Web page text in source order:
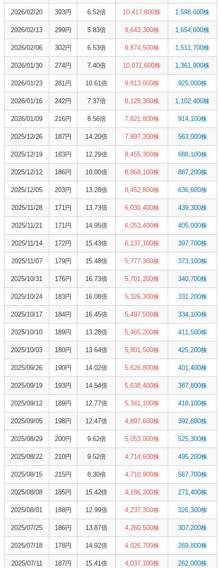
2026/02/20 393円 6.52倍 10,417,800株 1,598,600株
2026/02/13 299円 5.83倍 9,643,300株 1,654,600株
2026/02/06 302円 6.53倍 9,874,500株 1,511,700株
2026/01/30 274円 7.40倍 10,071,600株 1,361,900株
2026/01/23 281円 10.61倍 9,813,000株 925,000株
2026/01/16 242円 7.37倍 8,128,300株 1,102,400株
2026/01/09 216円 8.56倍 7,821,800株 914,100株
2025/12/26 187円 14.20倍 7,997,300株 563,000株
2025/12/19 183円 12.29倍 8,455,300株 688,100株
2025/12/12 186円 10.00倍 8,868,100株 887,200株
2025/12/05 203円 13.28倍 8,452,800株 636,600株
2025/11/28 171円 13.73倍 6,030,400株 439,300株
2025/11/21 171円 14.95倍 6,053,400株 405,000株
2025/11/14 172円 15.43倍 6,137,100株 397,700株
2025/11/07 179円 15.48倍 5,777,300株 373,100株
2025/10/31 176円 16.73倍 5,701,200株 340,700株
2025/10/24 183円 16.08倍 5,326,300株 331,200株
2025/10/17 184円 16.45倍 5,497,500株 334,100株
2025/10/10 189円 13.28倍 5,465,200株 411,500株
2025/10/03 180円 13.64倍 5,801,500株 425,200株
2025/09/26 190円 14.02倍 5,626,800株 401,400株
2025/09/19 193円 14.54倍 5,638,400株 387,800株
2025/09/12 189円 12.77倍 5,341,100株 418,100株
2025/09/05 198円 12.47倍 4,897,600株 392,600株
2025/08/29 200円 9.62倍 5,053,000株 525,300株
2025/08/22 210円 9.52倍 4,714,600株 495,200株
2025/08/15 215円 8.30倍 4,710,900株 567,700株
2025/08/08 185円 15.42倍 4,186,200株 271,400株
2025/08/01 188円 12.99倍 4,237,300株 326,300株
2025/07/25 186円 13.87倍 4,260,500株 307,200株
2025/07/18 178円 14.92倍 4,026,700株 269,800株
2025/07/11 187円 15.41倍 4,037,100株 262,000株